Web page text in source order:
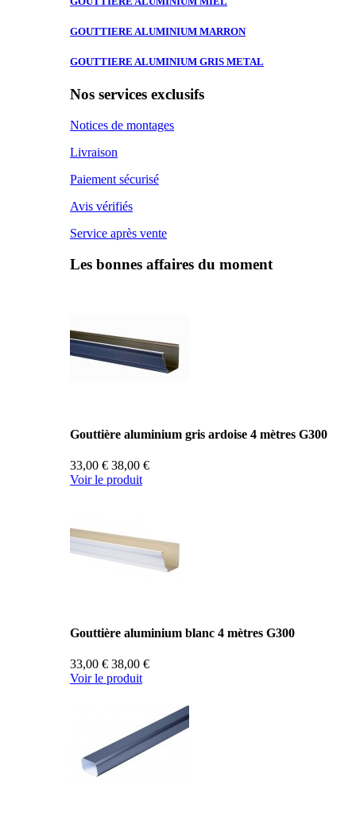
GOUTTIERE ALUMINIUM MARRON
GOUTTIERE ALUMINIUM GRIS METAL
Nos services exclusifs
Notices de montages
Livraison
Paiement sécurisé
Avis vérifiés
Service après vente
Les bonnes affaires du moment
Gouttière aluminium gris ardoise 4 mètres G300
33,00 € 38,00 €
Voir le produit
Gouttière aluminium blanc 4 mètres G300
33,00 € 38,00 €
Voir le produit